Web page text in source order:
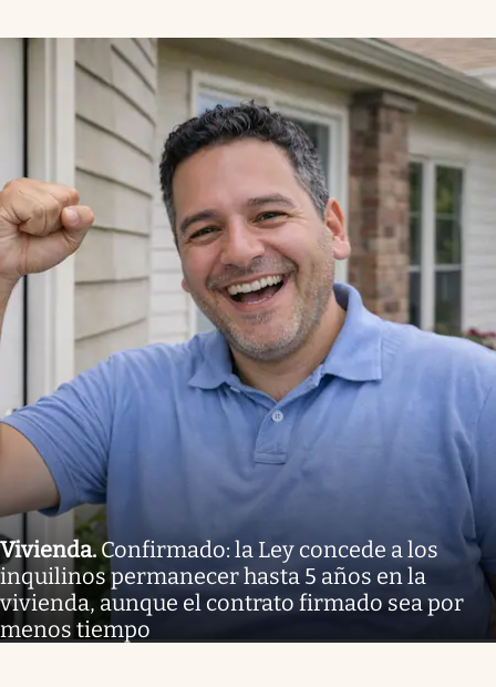
Vivienda.Confirmado: la Ley concede a los
inquilinos permanecer hasta 5 años en la
vivienda, aunque el contrato firmado sea por
menos tiempo